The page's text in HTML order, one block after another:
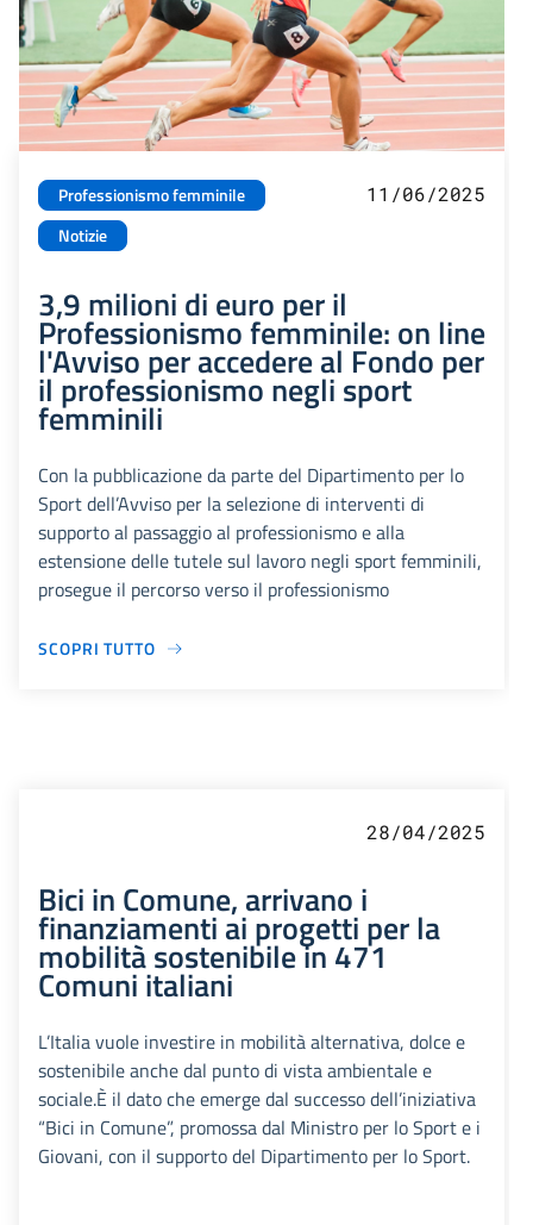
Professionismo femminile
Notizie
11/06/2025
3,9 milioni di euro per il
Professionismo femminile: on line
l'Avviso per accedere al Fondo per
il professionismo negli sport
femminili
Con la pubblicazione da parte del Dipartimento per lo
Sport dell’Avviso per la selezione di interventi di
supporto al passaggio al professionismo e alla
estensione delle tutele sul lavoro negli sport femminili,
prosegue il percorso verso il professionismo
SCOPRI TUTTO
28/04/2025
Bici in Comune, arrivano i
finanziamenti ai progetti per la
mobilità sostenibile in 471
Comuni italiani
L’Italia vuole investire in mobilità alternativa, dolce e
sostenibile anche dal punto di vista ambientale e
sociale.È il dato che emerge dal successo dell’iniziativa
“Bici in Comune”, promossa dal Ministro per lo Sport e i
Giovani, con il supporto del Dipartimento per lo Sport.